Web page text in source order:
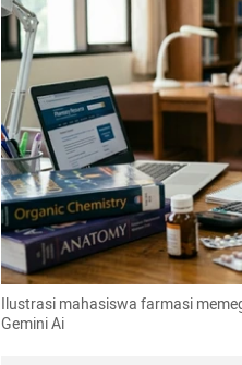
Ilustrasi mahasiswa farmasi
Gemini Ai